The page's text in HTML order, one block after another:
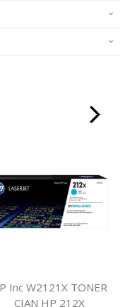
Inc W2121X TONER
CIAN HP 212X